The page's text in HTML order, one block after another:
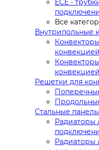
ECE -
Все
Внутрипольные
Решетки для
Стальные
Радиаторы
Радиаторы